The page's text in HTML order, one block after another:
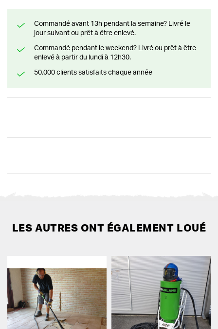
Commandé avant 13h pendant la semaine? Livré le
jour suivant ou prêt à être enlevé.
Commandé pendant le weekend? Livré ou prêt à être
enlevé à partir du lundi à 12h30.
50.000 clients satisfaits chaque année
LES AUTRES ONT ÉGALEMENT LOUÉ